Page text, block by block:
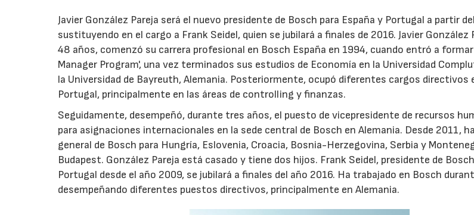
Javier González Pareja será el nuevo presidente de Bosch para España y Portugal a partir
sustituyendo en el cargo a Frank Seidel, quien se jubilará a finales de 2016. Javier González
48 años, comenzó su carrera profesional en Bosch España en 1994, cuando entró a
Manager Program', una vez terminados sus estudios de Economía en la Universidad
la Universidad de Bayreuth, Alemania. Posteriormente, ocupó diferentes cargos directivos
Portugal, principalmente en las áreas de controlling y finanzas.
Seguidamente, desempeñó, durante tres años, el puesto de vicepresidente de recursos
para asignaciones internacionales en la sede central de Bosch en Alemania. Desde 2011,
general de Bosch para Hungría, Eslovenia, Croacia, Bosnia-Herzegovina, Serbia y
Budapest. González Pareja está casado y tiene dos hijos. Frank Seidel, presidente de
Portugal desde el año 2009, se jubilará a finales del año 2016. Ha trabajado en Bosch
desempeñando diferentes puestos directivos, principalmente en Alemania.